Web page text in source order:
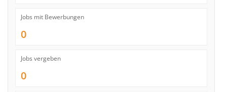
Jobs mit Bewerbungen
0
Jobs vergeben
0